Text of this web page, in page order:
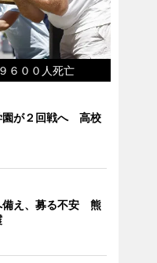
６００人死亡
園が２回戦へ 高校
備え、募る不安 熊